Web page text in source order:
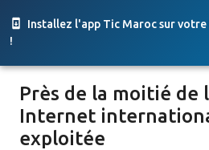
Installez l'app Tic Maroc sur
!
Accéder au
Près de la moitié de
Internet
exploitée